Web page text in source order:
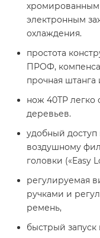
электронным
охлаждения.
простота
ПРОФ,
прочная штанга
нож 40ТР легко
деревьев.
удобный
воздушному
головки («Easy
регулируемая
ручками и
ремень,
быстрый